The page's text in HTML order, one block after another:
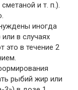
и т. п.).
иногда
в случаях
это в течение 2
рыбий жир или